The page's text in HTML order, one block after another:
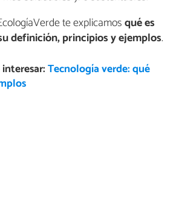
te explicamosqué es
definición, principios y ejemplos.
Tecnología verde: qué